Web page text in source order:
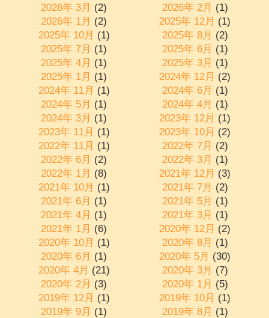
2026年 3月 (2) 2026年 2月 (1)
2026年 1月 (2) 2025年 12月 (1)
2025年 10月 (1) 2025年 8月 (2)
2025年 7月 (1) 2025年 6月 (1)
2025年 4月 (1) 2025年 3月 (1)
2025年 1月 (1) 2024年 12月 (2)
2024年 11月 (1) 2024年 6月 (1)
2024年 5月 (1) 2024年 4月 (1)
2024年 3月 (1) 2023年 12月 (1)
2023年 11月 (1) 2023年 10月 (2)
2022年 11月 (1) 2022年 7月 (2)
2022年 6月 (2) 2022年 3月 (1)
2022年 1月 (8) 2021年 12月 (3)
2021年 10月 (1) 2021年 7月 (2)
2021年 6月 (1) 2021年 5月 (1)
2021年 4月 (1) 2021年 3月 (1)
2021年 1月 (6) 2020年 12月 (2)
2020年 10月 (1) 2020年 8月 (1)
2020年 6月 (1) 2020年 5月 (30)
2020年 4月 (21) 2020年 3月 (7)
2020年 2月 (3) 2020年 1月 (5)
2019年 12月 (1) 2019年 10月 (1)
2019年 9月 (1) 2019年 8月 (1)